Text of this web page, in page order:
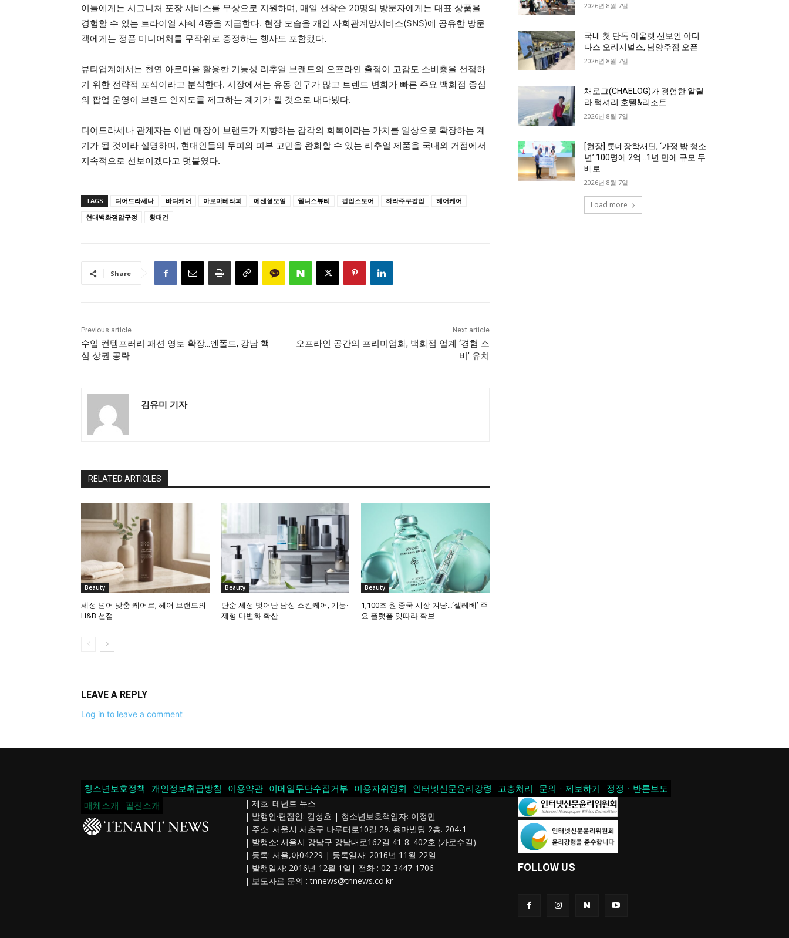
이들에게는 시그니처 포장 서비스를 무상으로 지원하며, 매일 선착순 20명의 방문자에게는 대표 상품을
경험할 수 있는 트라이얼 샤쉐 4종을 지급한다. 현장 모습을 개인 사회관계망서비스(SNS)에 공유한 방문
객에게는 정품 미니어처를 무작위로 증정하는 행사도 포함됐다.
뷰티업계에서는 천연 아로마을 활용한 기능성 리추얼 브랜드의 오프라인 출점이 고감도 소비층을 선점하
기 위한 전략적 포석이라고 분석한다. 시장에서는 유동 인구가 많고 트렌드 변화가 빠른 주요 백화점 중심
의 팝업 운영이 브랜드 인지도를 제고하는 계기가 될 것으로 내다봤다.
디어드라세나 관계자는 이번 매장이 브랜드가 지향하는 감각의 회복이라는 가치를 일상으로 확장하는 계
기가 될 것이라 설명하며, 현대인들의 두피와 피부 고민을 완화할 수 있는 리추얼 제품을 국내외 거점에서
지속적으로 선보이겠다고 덧붙였다.
TAGS 디어드라세나 바디케어 아로마테라피 에센셜오일 웰니스뷰티 팝업스토어 하라주쿠팝업
헤어케어
현대백화점압구정
황대건
Share
Previous article
수입 컨템포러리 패션 영토 확장…엔폴드, 강남 핵
심 상권 공략
Next article
오프라인 공간의 프리미엄화, 백화점 업계 ‘경험 소
비’ 유치
김유미 기자
RELATED ARTICLES
Beauty
세정 넘어 맞춤 케어로, 헤어 브랜드의
H&B 선점
Beauty
단순 세정 벗어난 남성 스킨케어, 기능·
제형 다변화 확산
Beauty
1,100조 원 중국 시장 겨냥…‘셀레베’ 주
요 플랫폼 잇따라 확보
LEAVE A REPLY
Log in to leave a comment
2026년 8월 7일
국내 첫 단독 아울렛 선보인 아디
다스 오리지널스, 남양주점 오픈
2026년 8월 7일
채로그(CHAELOG)가 경험한 알릴
라 럭셔리 호텔&리조트
2026년 8월 7일
[현장] 롯데장학재단, ‘가정 밖 청소
년’ 100명에 2억…1년 만에 규모 두
배로
2026년 8월 7일
Load more
청소년보호정책 개인정보취급방침 이용약관 이메일무단수집거부 이용자위원회 인터넷신문윤리강령 고충처리 문의ㆍ제보하기
정정ㆍ반론보도
매체소개
필진소개
| 제호: 테넌트 뉴스
| 발행인·편집인: 김성호 | 청소년보호책임자: 이정민
| 주소: 서울시 서초구 나루터로10길 29. 용마빌딩 2층. 204-1
| 발행소: 서울시 강남구 강남대로162길 41-8. 402호 (가로수길)
| 등록: 서울,아04229 | 등록일자: 2016년 11월 22일
| 발행일자: 2016년 12월 1일| 전화 : 02-3447-1706
| 보도자료 문의 :tnnews@tnnews.co.kr
FOLLOW US